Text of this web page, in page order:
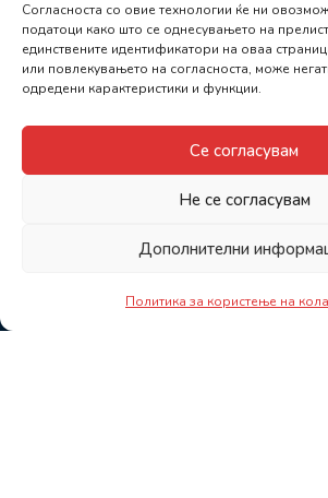
Согласноста со овие технологии ќе ни
податоци како што се однесувањето на
единствените идентификатори на оваа
или повлекувањето на согласноста, може
одредени карактеристики и функции.
Се согласувам
Не се согласувам
Дополнителни
Политика за користење на